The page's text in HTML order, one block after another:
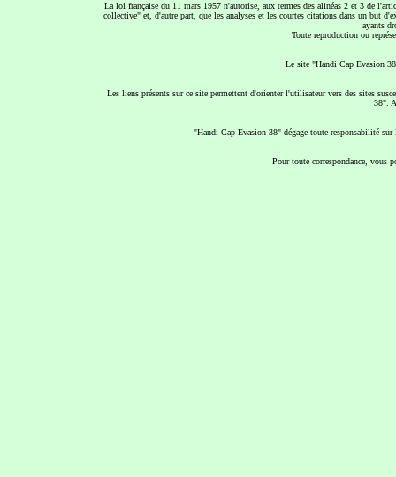
La loi française du 11 mars 1957 n'autorise, aux termes des alinéas 2 et 3 de
collective" et, d'autre part, que les analyses et les courtes citations dans un but
ayants
Toute reproduction ou
Le site "Handi Cap Evasion
Les liens présents sur ce site permettent d'orienter l'utilisateur vers des sites
38".
"Handi Cap Evasion 38" dégage toute responsabilité
Pour toute correspondance, vous